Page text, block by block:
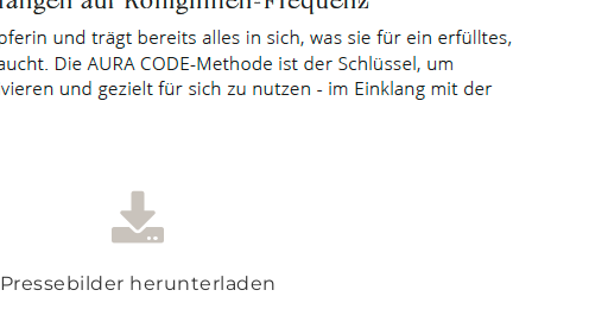
Pressebilder herunterladen